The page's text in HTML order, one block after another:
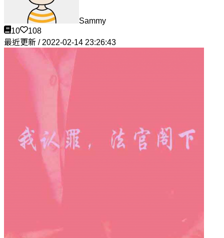
Sammy
10
108
最近更新 / 2022-02-14 23:26:43